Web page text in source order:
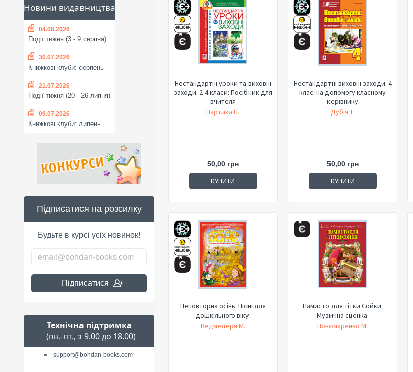
Новини видавництва
04.08.2026
Події тижня (3 - 9 серпня)
30.07.2026
Книжкові клуби: серпень
21.07.2026
Події тижня (20 - 26 липня)
09.07.2026
Книжкові клуби: липень
Підписатися на розсилку
Будьте в курсі усіх новинок!
Підписатися
Технічна підтримка
(пн.-пт., з 9.00 до 18.00)
support@bohdan-books.com
Нестандартні уроки та виховні
заходи. 2-4 класи: Посібник для
вчителя
Партика Н.
50,00 грн
КУПИТИ
Нестандартні виховні заходи. 4
клас: на допомогу класному
керівнику
Дубіч Т.
50,00 грн
КУПИТИ
Неповторна осінь. Пісні для
дошкільного віку.
Ведмедеря М.
Намисто для тітки Сойки.
Музична сценка.
Пономаренко М.